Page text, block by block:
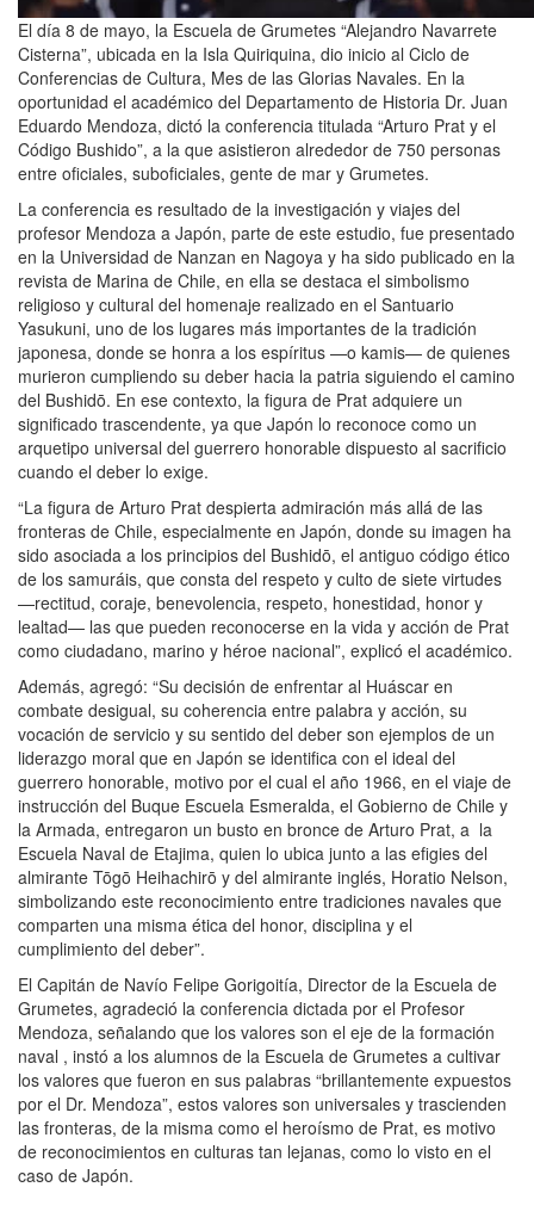
El día 8 de mayo, la Escuela de Grumetes “Alejandro Navarrete
Cisterna”, ubicada en la Isla Quiriquina, dio inicio al Ciclo de
Conferencias de Cultura, Mes de las Glorias Navales. En la
oportunidad el académico del Departamento de Historia Dr. Juan
Eduardo Mendoza, dictó la conferencia titulada “Arturo Prat y el
Código Bushido”, a la que asistieron alrededor de 750 personas
entre oficiales, suboficiales, gente de mar y Grumetes.
La conferencia es resultado de la investigación y viajes del
profesor Mendoza a Japón, parte de este estudio, fue presentado
en la Universidad de Nanzan en Nagoya y ha sido publicado en la
revista de Marina de Chile, en ella se destaca el simbolismo
religioso y cultural del homenaje realizado en el Santuario
Yasukuni, uno de los lugares más importantes de la tradición
japonesa, donde se honra a los espíritus —o kamis— de quienes
murieron cumpliendo su deber hacia la patria siguiendo el camino
del Bushidō. En ese contexto, la figura de Prat adquiere un
significado trascendente, ya que Japón lo reconoce como un
arquetipo universal del guerrero honorable dispuesto al sacrificio
cuando el deber lo exige.
“La figura de Arturo Prat despierta admiración más allá de las
fronteras de Chile, especialmente en Japón, donde su imagen ha
sido asociada a los principios del Bushidō, el antiguo código ético
de los samuráis, que consta del respeto y culto de siete virtudes
—rectitud, coraje, benevolencia, respeto, honestidad, honor y
lealtad— las que pueden reconocerse en la vida y acción de Prat
como ciudadano, marino y héroe nacional”, explicó el académico.
Además, agregó: “Su decisión de enfrentar al Huáscar en
combate desigual, su coherencia entre palabra y acción, su
vocación de servicio y su sentido del deber son ejemplos de un
liderazgo moral que en Japón se identifica con el ideal del
guerrero honorable, motivo por el cual el año 1966, en el viaje de
instrucción del Buque Escuela Esmeralda, el Gobierno de Chile y
la Armada, entregaron un busto en bronce de Arturo Prat, a la
Escuela Naval de Etajima, quien lo ubica junto a las efigies del
almirante Tōgō Heihachirō y del almirante inglés, Horatio Nelson,
simbolizando este reconocimiento entre tradiciones navales que
comparten una misma ética del honor, disciplina y el
cumplimiento del deber”.
El Capitán de Navío Felipe Gorigoitía, Director de la Escuela de
Grumetes, agradeció la conferencia dictada por el Profesor
Mendoza, señalando que los valores son el eje de la formación
naval , instó a los alumnos de la Escuela de Grumetes a cultivar
los valores que fueron en sus palabras “brillantemente expuestos
por el Dr. Mendoza”, estos valores son universales y trascienden
las fronteras, de la misma como el heroísmo de Prat, es motivo
de reconocimientos en culturas tan lejanas, como lo visto en el
caso de Japón.